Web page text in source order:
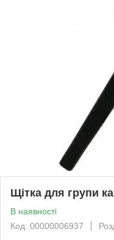
Щітка для групи
В наявності
Код: 00000006937